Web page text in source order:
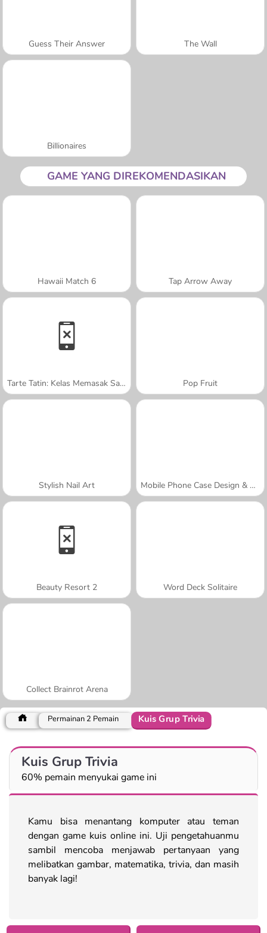
Guess Their Answer The Wall
Billionaires
GAME YANG DIREKOMENDASIKAN
Hawaii Match 6 Tap Arrow Away
Tarte Tatin: Kelas Memasak Sara Pop Fruit
Stylish Nail Art Mobile Phone Case Design & DIY
Beauty Resort 2 Word Deck Solitaire
Collect Brainrot Arena
Permainan 2 Pemain Kuis Grup Trivia
Kuis Grup Trivia
60% pemain menyukai game ini
Kamu bisa menantang komputer atau teman
dengan game kuis online ini. Uji pengetahuanmu
sambil mencoba menjawab pertanyaan yang
melibatkan gambar, matematika, trivia, dan masih
banyak lagi!